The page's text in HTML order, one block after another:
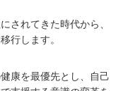
されてきた時代から、
行します。
康を最優先とし、自己